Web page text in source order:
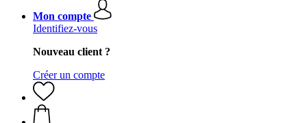
Mon compte
Identifiez-vous
Nouveau client ?
Créer un compte